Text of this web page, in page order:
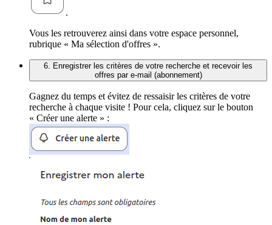
.
Vous les retrouverez ainsi dans votre espace personnel,
rubrique « Ma sélection d'offres ».
6. Enregistrer les critères de votre recherche et recevoir les
offres par e-mail (abonnement)
Gagnez du temps et évitez de ressaisir les critères de votre
recherche à chaque visite ! Pour cela, cliquez sur le bouton
« Créer une alerte » :